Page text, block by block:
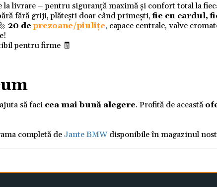
la livrare – pentru siguranță maximă și confort total la
fără griji, plătești doar când primești,fie cu cardul,
20 deprezoane/piulițe, capace centrale, valve
pentru firme 🧾
să faci cea mai bună alegere. Profită de această
completă deJante BMWdisponibile în magazinul